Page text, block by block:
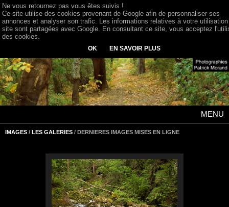
MENU
IMAGES / LES GALERIES / DERNIERES IMAGES MISES EN LIGNE
Ne vous retournez pas vous êtes suivis !
Ce site utilise des cookies provenant de Google afin de personnaliser ses
annonces et analyser son trafic. Les informations relatives à votre
site sont partagées avec Google. En consultant ce site, vous acceptez
des cookies.
OK EN SAVOIR PLUS